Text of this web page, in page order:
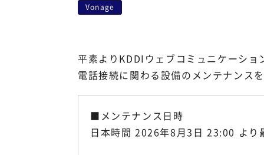
Vonage
平素よりKDDIウェブコミュニケーショ
電話接続に関わる設備のメンテナンス
■メンテナンス日時
日本時間 2026年8月3日 23:00 より